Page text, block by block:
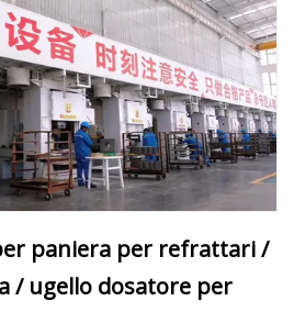
paniera per refrattari /
/ ugello dosatore per